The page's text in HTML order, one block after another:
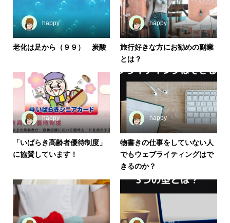
happy
老化は足から（９９） 炭酸
happy
旅行好きな方にお勧めの副業
とは？
happy
「いばらき高齢者優待制度」
に協賛しています！
happy
物書きの仕事をしていない人
でもウェブライティングはで
きるのか？